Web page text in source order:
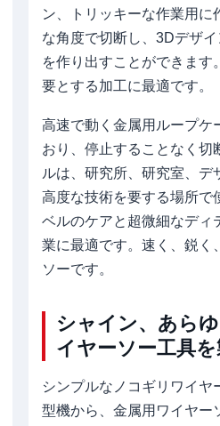
ン、トリッキーな作業用に
な角度で切断し、3Dデザ
を作り出すことができます
要とする加工に最適です。
高速で動く金属用ループケ
おり、停止することなく切
ルは、研究所、研究室、デ
高度な技術を要する場所で
ベルのケアと超微細なディ
業に最適です。速く、鋭く
ソーです。
シャイン、あら
イヤーソー工具
シンプルなノコギリワイヤ
型機から、金属用ワイヤー